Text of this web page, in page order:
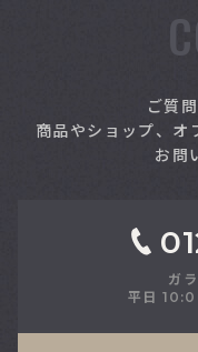
ご質
商品やショップ、オ
お問
ガ
平日